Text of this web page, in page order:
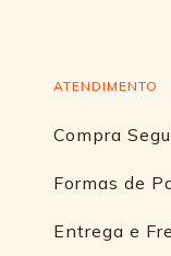
ATENDIMENTO
Compra
Formas de
Entrega e